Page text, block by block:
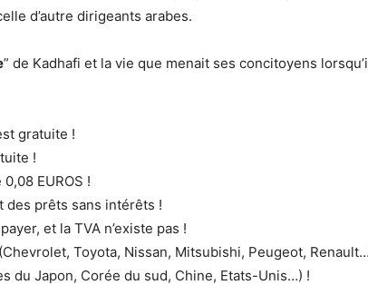
d’autre dirigeants arabes.
” de Kadhafi et la vie que menait ses concitoyens
gratuite !
!
EUROS !
des prêts sans intérêts !
et la TVA n’existe pas !
Toyota, Nissan, Mitsubishi, Peugeot,
du Japon, Corée du sud, Chine, Etats-Unis…) !